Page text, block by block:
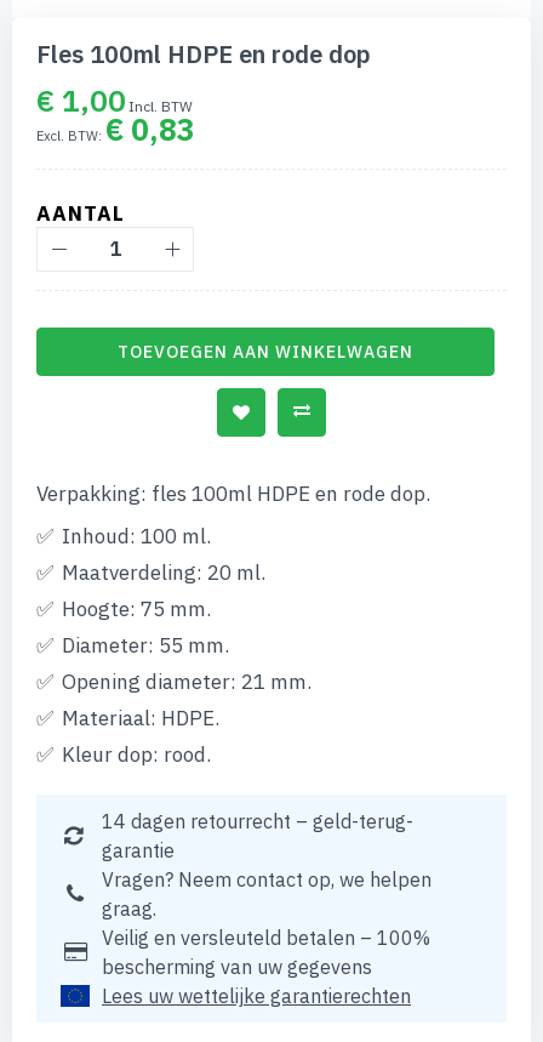
naar
begin
Fles 100ml HDPE en rode dop
€ 1,00
€ 0,83
AANTAL
TOEVOEGEN AAN WINKELWAGEN
Verpakking: fles 100ml HDPE en rode dop.
Inhoud: 100 ml.
Maatverdeling: 20 ml.
Hoogte: 75 mm.
Diameter: 55 mm.
Opening diameter: 21 mm.
Materiaal: HDPE.
Kleur dop: rood.
14 dagen retourrecht – geld-terug-
garantie
Vragen? Neem contact op, we helpen
graag.
Veilig en versleuteld betalen – 100%
bescherming van uw gegevens
Lees uw wettelijke garantierechten